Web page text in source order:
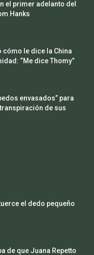
el primer adelanto del
Hanks
cómo le dice la China
“Me dice Thomy”
envasados” para
de sus
el dedo pequeño
de que Juana Repetto